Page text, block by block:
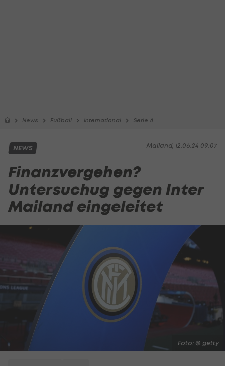
News Fußball International Serie A
Mailand, 12.06.24 09:07
NEWS
Finanzvergehen?
Untersuchug gegen Inter
Mailand eingeleitet
Foto: © getty